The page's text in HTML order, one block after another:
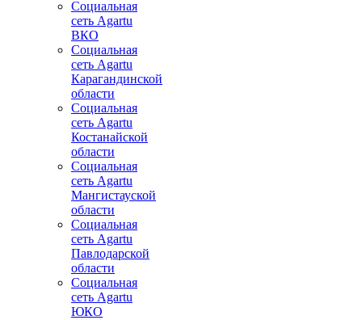
Социальная
сеть Agartu
ВКО
Социальная
сеть Agartu
Карагандинской
области
Социальная
сеть Agartu
Костанайской
области
Социальная
сеть Agartu
Мангистауской
области
Социальная
сеть Agartu
Павлодарской
области
Социальная
сеть Agartu
ЮКО